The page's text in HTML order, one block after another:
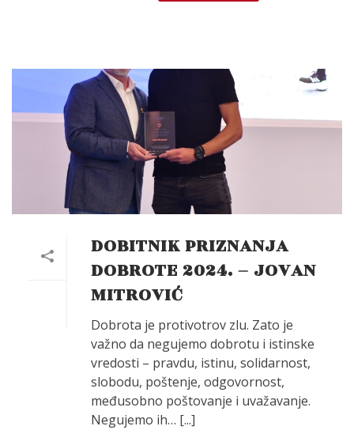
DOBITNIK PRIZNANJA
DOBROTE 2024. – JOVAN
MITROVIĆ
Dobrota je protivotrov zlu. Zato je
važno da negujemo dobrotu i istinske
vredosti – pravdu, istinu, solidarnost,
slobodu, poštenje, odgovornost,
međusobno poštovanje i uvažavanje.
Negujemo ih… [...]